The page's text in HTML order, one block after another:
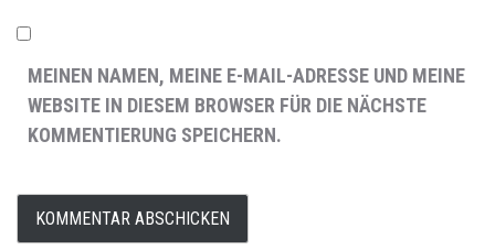
MEINEN NAMEN, MEINE E-MAIL-ADRESSE UND MEINE
WEBSITE IN DIESEM BROWSER FÜR DIE NÄCHSTE
KOMMENTIERUNG SPEICHERN.